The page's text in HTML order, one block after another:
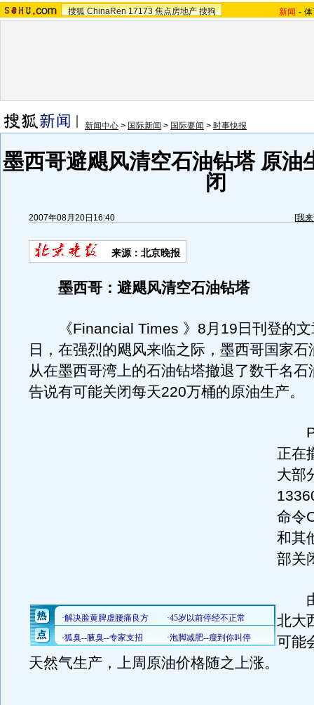
搜狐 ChinaRen 17173 焦点房地产 搜狗 新闻 -
新闻中心 > 国际新闻 > 国际要闻 > 时事快报
墨西哥避飓风清空石油钻塔 原油
闭
2007年08月20日16:40 [我
来源：北京晚报
墨西哥：避飓风清空石油钻塔
《Financial Times 》8月19日刊登的文
日，在强烈的飓风来临之际，墨西哥国家
从在墨西哥湾上的石油钻塔撤退了数千名石
告说有可能关闭每天220万桶的原油生产。
正在
大部
命令
和其
部关
由
北大
可能
天然气生产，上周原油价格随之上涨。